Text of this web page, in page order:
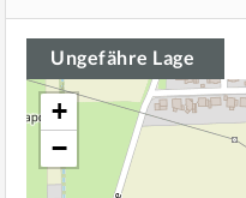
Ungefähre Lage
+
−